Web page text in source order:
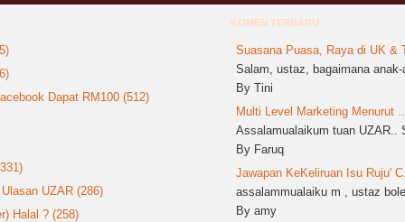
Dapat RM100 (512)
UZAR (286)
Halal ? (258)
KOMEN TERBARU
Suasana Puasa, Raya di UK &
Salam, ustaz, bagaimana
By Tini
Multi Level Marketing Menurut
Assalamualaikum tuan UZAR..
By Faruq
Jawapan KeKeliruan Isu Ruju'
assalammualaiku m , ustaz
By amy